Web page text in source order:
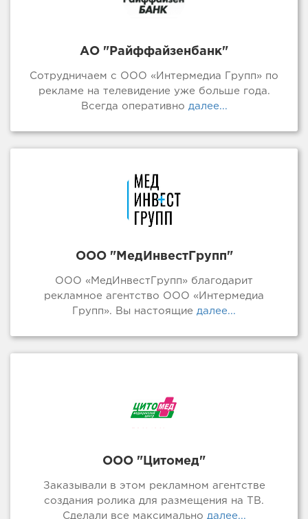
АО "Райффайзенбанк"
Сотрудничаем с ООО «Интермедиа Групп» по
рекламе на телевидение уже больше года.
Всегда оперативно далее...
ООО "МедИнвестГрупп"
ООО «МедИнвестГрупп» благодарит
рекламное агентство ООО «Интермедиа
Групп». Вы настоящие далее...
ООО "Цитомед"
Заказывали в этом рекламном агентстве
создания ролика для размещения на ТВ.
Сделали все максимально далее...